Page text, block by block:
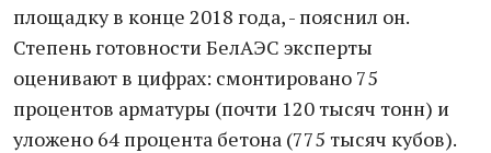
площадку в конце 2018 года, - пояснил он.
Степень готовности БелАЭС эксперты
оценивают в цифрах: смонтировано 75
процентов арматуры (почти 120 тысяч тонн) и
уложено 64 процента бетона (775 тысяч кубов).